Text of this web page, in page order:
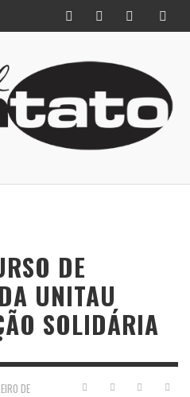
DE
UNITAU
SOLIDÁRIA
DE